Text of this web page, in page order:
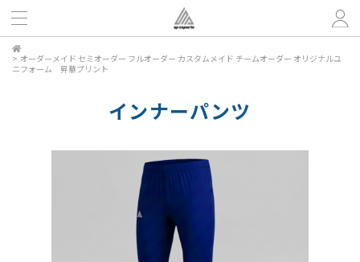
> オーダーメイド セミオーダー フルオーダー カスタムメイド チームオーダー オリジナルユ
ニフォーム 昇華プリント
インナーパンツ